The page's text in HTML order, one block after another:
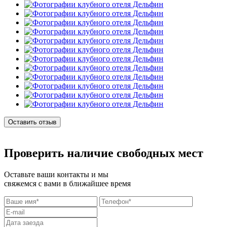
Оставить отзыв
Проверить наличие свободных мест
Оставьте ваши контакты и мы
свяжемся с вами в ближайшее время